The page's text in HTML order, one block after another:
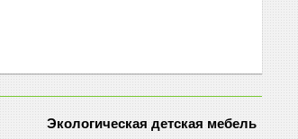
Экологическая детская мебель